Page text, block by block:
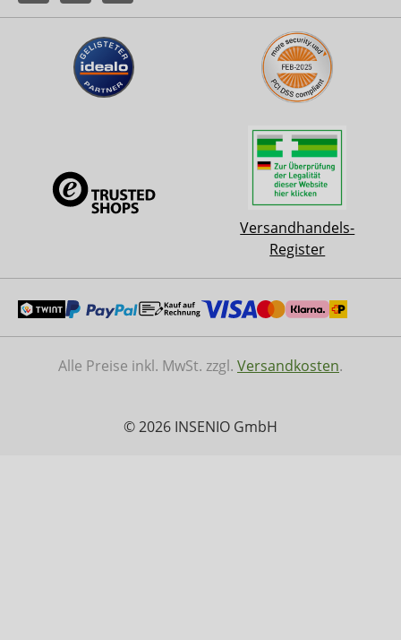
Versandhandels-
Register
Alle Preise inkl. MwSt. zzgl. Versandkosten.
© 2026 INSENIO GmbH